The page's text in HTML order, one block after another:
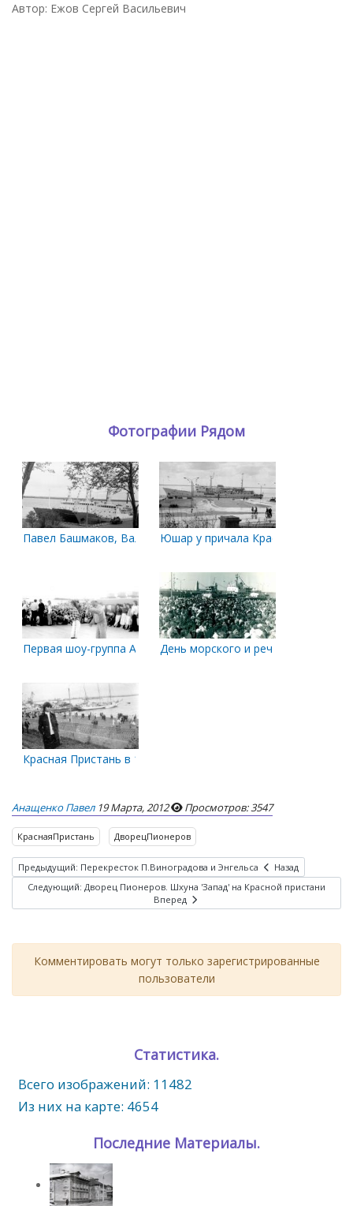
Автор: Ежов Сергей Васильевич
Фотографии Рядом
Павел Башмаков, Валериан Альбанов, Яков Смирницкий
Юшар у причала Красной пристани
Первая шоу-группа Архангельска. 24 июня 1990 года
День морского и речного флота.
Красная Пристань в 1980-е годы.
Анащенко Павел 19 Марта, 2012 Просмотров: 3547
КраснаяПристань ДворецПионеров
Предыдущий: Перекресток П.Виноградова и Энгельса
Назад
Следующий: Дворец Пионеров. Шхуна 'Запад' на Красной пристани
Вперед
Комментировать могут только зарегистрированные
пользователи
Статистика.
Всего изображений: 11482
Из них на карте: 4654
Последние Материалы.